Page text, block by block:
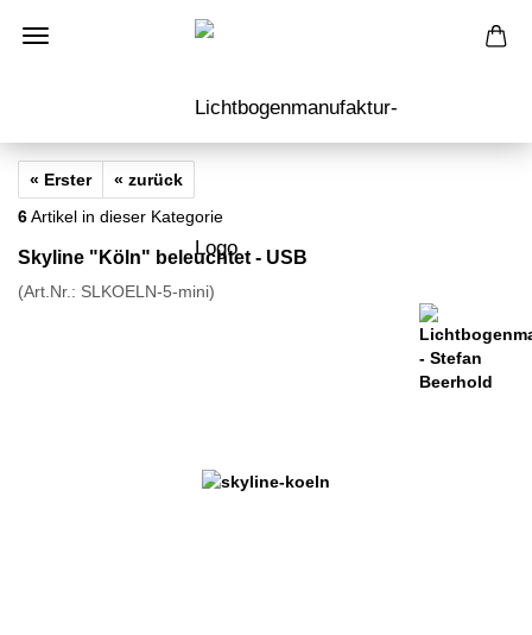
« Erster
« zurück
6Artikel in dieser Kategorie
Skyline "Köln" beleuchtet - USB
(Art.Nr.: SLKOELN-5-mini)